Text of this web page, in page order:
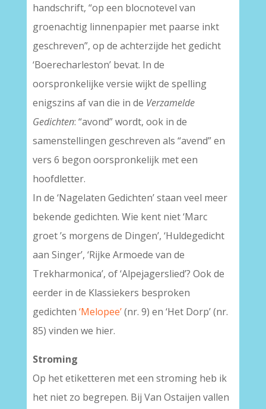
handschrift, “op een blocnotevel van
groenachtig linnenpapier met paarse inkt
geschreven”, op de achterzijde het gedicht
‘Boerecharleston’ bevat. In de
oorspronkelijke versie wijkt de spelling
enigszins af van die in de Verzamelde
Gedichten: “avond” wordt, ook in de
samenstellingen geschreven als “avend” en
vers 6 begon oorspronkelijk met een
hoofdletter.
In de ‘Nagelaten Gedichten’ staan veel meer
bekende gedichten. Wie kent niet ‘Marc
groet ’s morgens de Dingen’, ‘Huldegedicht
aan Singer’, ‘Rijke Armoede van de
Trekharmonica’, of ‘Alpejagerslied’? Ook de
eerder in de Klassiekers besproken
gedichten ‘Melopee’(nr. 9) en ‘Het Dorp’ (nr.
85) vinden we hier.
Stroming
Op het etiketteren met een stroming heb ik
het niet zo begrepen. Bij Van Ostaijen vallen